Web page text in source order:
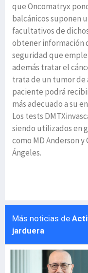
que Oncomatryx
balcánicos suponen
facultativos de
obtener información
seguridad que
además tratar el
trata de un tumor de
paciente podrá
más adecuado a su
Los tests
siendo utilizados en
como MD Anderson y
Ángeles.
Más noticias de
jarduera